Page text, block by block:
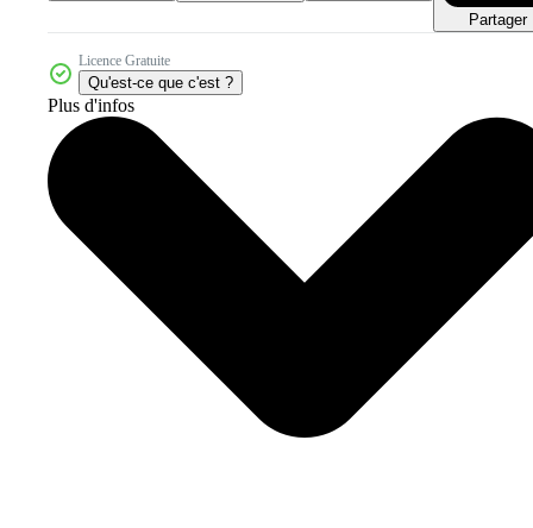
Partager
Licence Gratuite
Qu'est-ce que c'est ?
Plus d'infos